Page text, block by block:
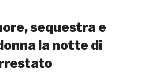
sequestra e
la notte di